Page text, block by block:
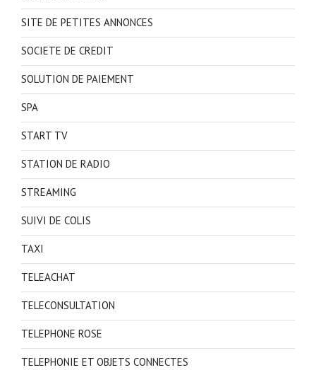
SITE DE PETITES ANNONCES
SOCIETE DE CREDIT
SOLUTION DE PAIEMENT
SPA
START TV
STATION DE RADIO
STREAMING
SUIVI DE COLIS
TAXI
TELEACHAT
TELECONSULTATION
TELEPHONE ROSE
TELEPHONIE ET OBJETS CONNECTES